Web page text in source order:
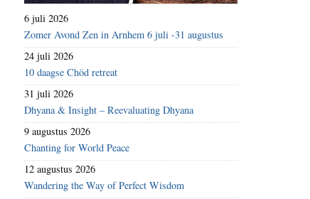
6 juli 2026
Zomer Avond Zen in Arnhem 6 juli -31 augustus
24 juli 2026
10 daagse Chöd retreat
31 juli 2026
Dhyana & Insight – Reevaluating Dhyana
9 augustus 2026
Chanting for World Peace
12 augustus 2026
Wandering the Way of Perfect Wisdom